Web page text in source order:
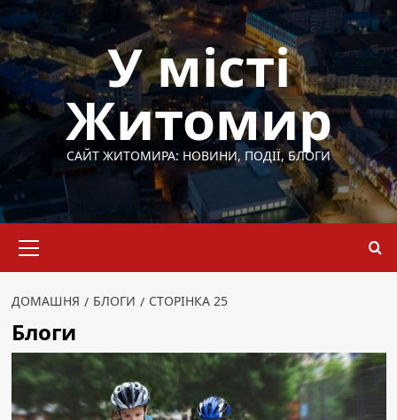
Перейти
до
вмісту
У місті
Житомир
САЙТ ЖИТОМИРА: НОВИНИ, ПОДІЇ, БЛОГИ
меню
ДОМАШНЯ БЛОГИ СТОРІНКА 25
Блоги